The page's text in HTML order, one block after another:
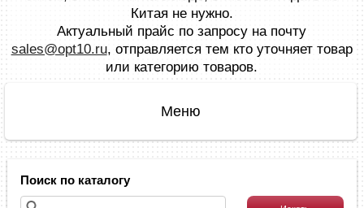
Китая не нужно.
Актуальный прайс по запросу на почту
sales@opt10.ru, отправляется тем кто уточняет товар
или категорию товаров.
Поиск по каталогу